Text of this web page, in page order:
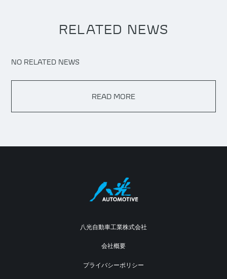
RELATED NEWS
NO RELATED NEWS
READ MORE
八光自動車工業株式会社
会社概要
プライバシーポリシー